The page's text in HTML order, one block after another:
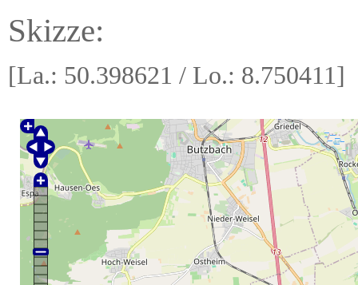
Skizze:
[La.: 50.398621 / Lo.: 8.750411]